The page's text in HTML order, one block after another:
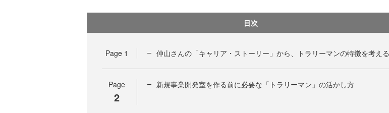
目次
Page 1 仲山さんの「キャリア・ストーリー」から、トラリーマンの特徴を考える
Page
2
新規事業開発室を作る前に必要な「トラリーマン」の活かし方